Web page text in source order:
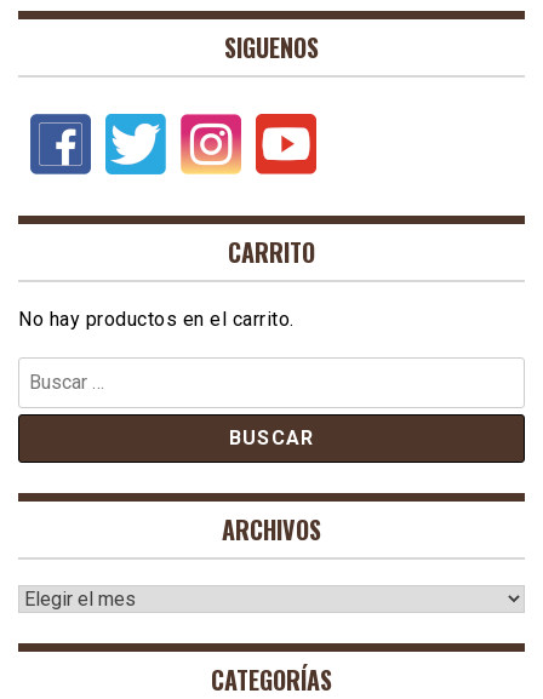
SIGUENOS
CARRITO
No hay productos en el carrito.
Buscar:
ARCHIVOS
Archivos
CATEGORÍAS